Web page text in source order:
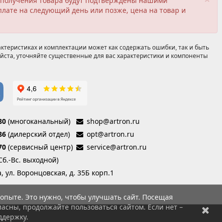
на следующий день или позже, цена на товар и
и комплектации может как содержать ошибки, так и быть
уточняйте существенные для вас характеристики и компоненты
(многоканальный)
shop@artron.ru
(дилерский отдел)
opt@artron.ru
(сервисный центр)
service@artron.ru
Вс. выходной)
ул. Воронцовская, д. 35Б корп.1
Это нужно, чтобы улучшать сайт. Посещая
продолжайте пользоваться сайтом. Если нет –